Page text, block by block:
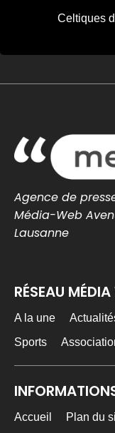
Celtiques
0
MEDIA
Agence de
Média-Web
Lausanne
RÉSEAU
A la une
Sports
Accueil Plan du